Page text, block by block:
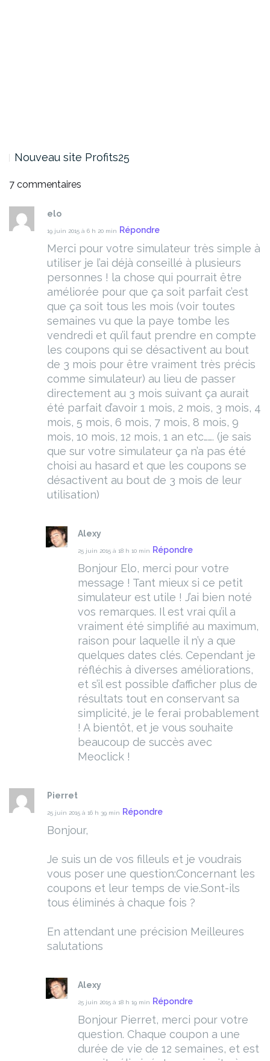
Nouveau site Profits25
7 commentaires
elo
19 juin 2015 à 6 h 20 min Répondre
Merci pour votre simulateur très simple à
utiliser je l’ai déjà conseillé à plusieurs
personnes ! la chose qui pourrait être
améliorée pour que ça soit parfait c’est
que ça soit tous les mois (voir toutes
semaines vu que la paye tombe les
vendredi et qu’il faut prendre en compte
les coupons qui se désactivent au bout
de 3 mois pour être vraiment très précis
comme simulateur) au lieu de passer
directement au 3 mois suivant ça aurait
été parfait d’avoir 1 mois, 2 mois, 3 mois, 4
mois, 5 mois, 6 mois, 7 mois, 8 mois, 9
mois, 10 mois, 12 mois, 1 an etc……. (je sais
que sur votre simulateur ça n’a pas été
choisi au hasard et que les coupons se
désactivent au bout de 3 mois de leur
utilisation)
Alexy
25 juin 2015 à 18 h 10 min Répondre
Bonjour Elo, merci pour votre
message ! Tant mieux si ce petit
simulateur est utile ! J’ai bien noté
vos remarques. Il est vrai qu’il a
vraiment été simplifié au maximum,
raison pour laquelle il n’y a que
quelques dates clés. Cependant je
réfléchis à diverses améliorations,
et s’il est possible d’afficher plus de
résultats tout en conservant sa
simplicité, je le ferai probablement
! A bientôt, et je vous souhaite
beaucoup de succès avec
Meoclick !
Pierret
25 juin 2015 à 16 h 39 min Répondre
Bonjour,
Je suis un de vos filleuls et je voudrais
vous poser une question:Concernant les
coupons et leur temps de vie.Sont-ils
tous éliminés à chaque fois ?
En attendant une précision Meilleures
salutations
Alexy
25 juin 2015 à 18 h 19 min Répondre
Bonjour Pierret, merci pour votre
question. Chaque coupon a une
durée de vie de 12 semaines, et est